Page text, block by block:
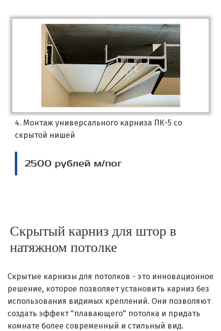
4. Монтаж универсального карниза ПК-5 со
скрытой нишей
2500 рублей м/пог
Скрытый карниз для штор в
натяжном потолке
Скрытые карнизы для потолков - это инновационное
решение, которое позволяет установить карниз без
использования видимых креплений. Они позволяют
создать эффект "плавающего" потолка и придать
комнате более современный и стильный вид.